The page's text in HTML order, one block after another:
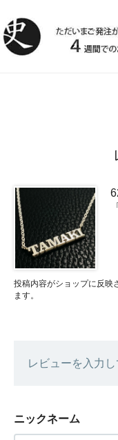
投稿内容がショップに反映
ます。
レビューを入力し
ニックネーム